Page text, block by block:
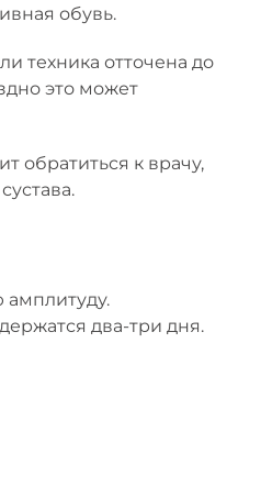
обувь.
техника отточена до
это может
обратиться к врачу,
два-три дня.